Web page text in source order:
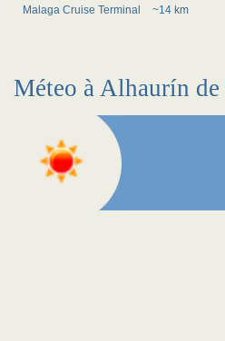
Malaga Cruise Terminal ~14 km
Méteo à Alhaurín de